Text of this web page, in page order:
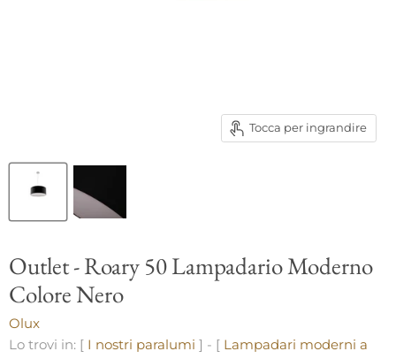
Tocca per ingrandire
Outlet - Roary 50 Lampadario Moderno
Colore Nero
Olux
Lo trovi in: [ I nostri paralumi ] - [ Lampadari moderni a